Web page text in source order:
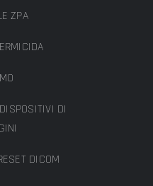
ZPA
DI
DICOM